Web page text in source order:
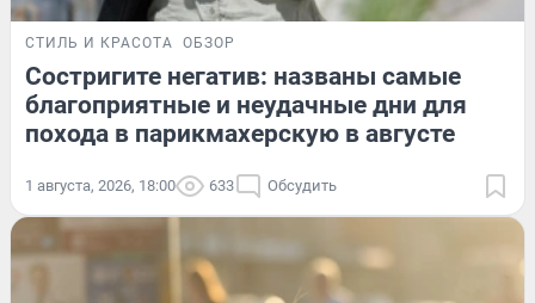
СТИЛЬ И КРАСОТА ОБЗОР
Состригите негатив: названы самые
благоприятные и неудачные дни для
похода в парикмахерскую в августе
1 августа, 2026, 18:00 633 Обсудить